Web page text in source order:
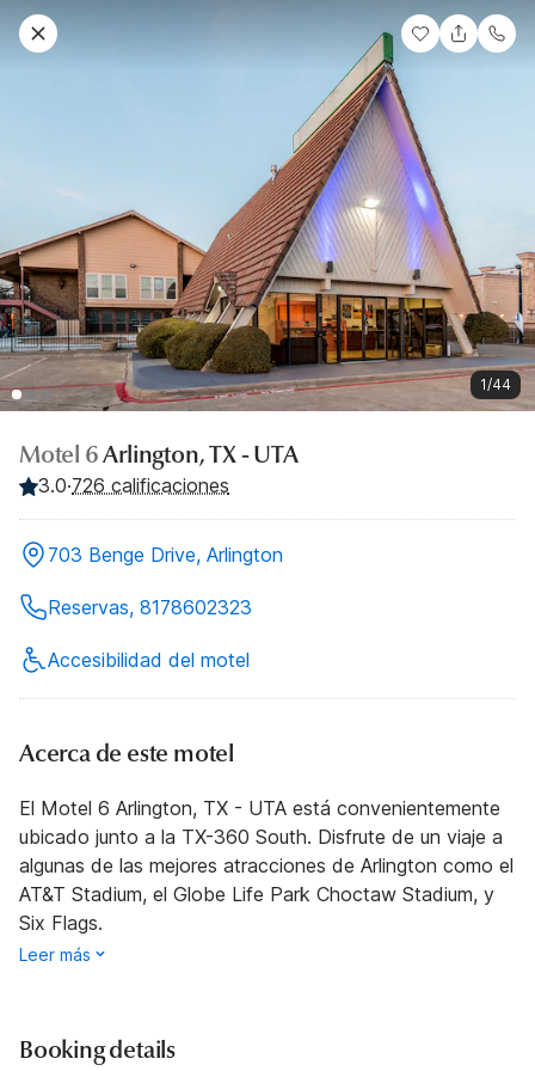
1/44
Motel 6Arlington, TX - UTA
3.0·726 calificaciones
703 Benge Drive, Arlington
Reservas, 8178602323
Accesibilidad del motel
Acerca de este motel
El Motel 6 Arlington, TX - UTA está convenientemente
ubicado junto a la TX-360 South. Disfrute de un viaje a
algunas de las mejores atracciones de Arlington como el
AT&T Stadium, el Globe Life Park Choctaw Stadium, y
Six Flags.
Leer más
Booking details